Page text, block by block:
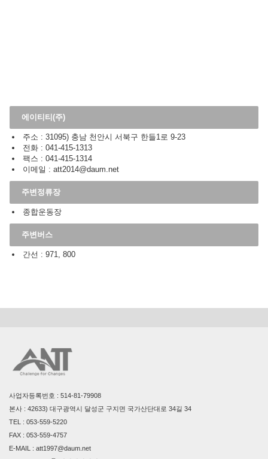
에이티티(주)
주소 : 31095) 충남 천안시 서북구 한들1로 9-23
전화 : 041-415-1313
팩스 : 041-415-1314
이메일 : att2014@daum.net
주변정류장
종합운동장
주변버스
간선 : 971, 800
사업자등록번호 : 514-81-79908
본사 : 42633) 대구광역시 달성군 구지면 국가산단대로 34길 34
TEL : 053-559-5220
FAX : 053-559-4757
E-MAIL : att1997@daum.net